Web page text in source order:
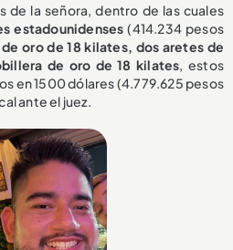
de la señora, dentro de las cuales
estadounidenses (414.234 pesos
oro de 18 kilates, dos aretes de
de oro de 18 kilates, estos
en 1500 dólares (4.779.625 pesos
ante el juez.